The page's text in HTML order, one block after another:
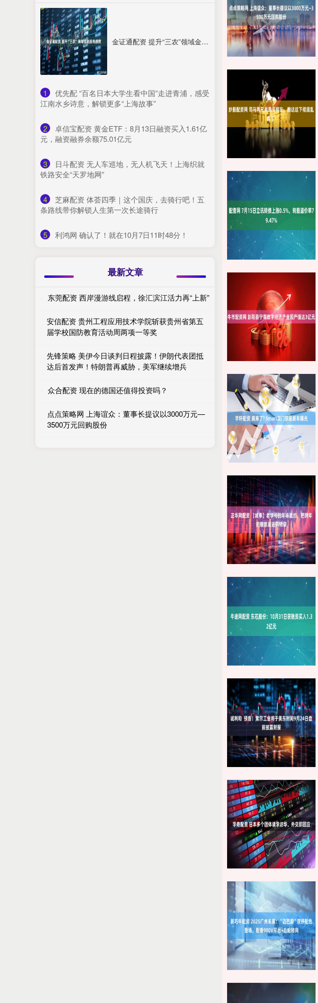
金证通配资 提升“三农”领域金融服务质效
1
​优先配 “百名日本大学生看中国”走进青浦，感受
江南水乡诗意，解锁更多“上海故事”
2
​卓信宝配资 黄金ETF：8月13日融资买入1.61亿
元，融资融券余额75.01亿元
3
​日斗配资 无人车巡地，无人机飞天！上海织就
铁路安全“天罗地网”
4
​芝麻配资 体荟四季｜这个国庆，去骑行吧！五
条路线带你解锁人生第一次长途骑行
5 ​利鸿网 确认了！就在10月7日11时48分！
最新文章
东莞配资 西岸漫游线启程，徐汇滨江活力再“上新”
安信配资 贵州工程应用技术学院斩获贵州省第五
届学校国防教育活动周两项一等奖
先锋策略 美伊今日谈判日程披露！伊朗代表团抵
达后首发声！特朗普再威胁，美军继续增兵
众合配资 现在的德国还值得投资吗？
点点策略网 上海谊众：董事长提议以3000万元—
3500万元回购股份